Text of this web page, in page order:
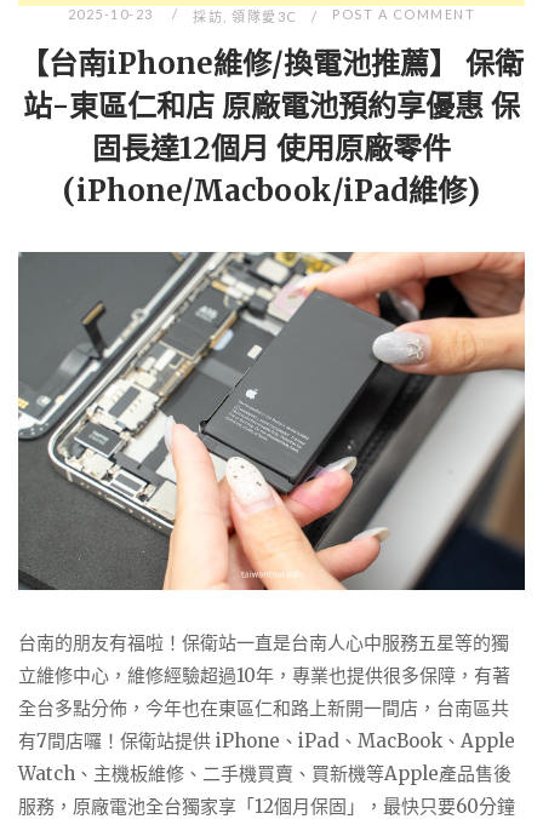
2025-10-23 採訪 領隊愛3C POST A COMMENT
【台南iPhone維修/換電池推薦】 保衛
站-東區仁和店 原廠電池預約享優惠 保
固長達12個月 使用原廠零件
(iPhone/Macbook/iPad維修)
台南的朋友有福啦！保衛站一直是台南人心中服務五星等的獨
立維修中心，維修經驗超過10年，專業也提供很多保障，有著
全台多點分佈，今年也在東區仁和路上新開一間店，台南區共
有7間店囉！保衛站提供 iPhone、iPad、MacBook、Apple
Watch、主機板維修、二手機買賣、買新機等Apple產品售後
服務，原廠電池全台獨家享「12個月保固」，最快只要60分鐘